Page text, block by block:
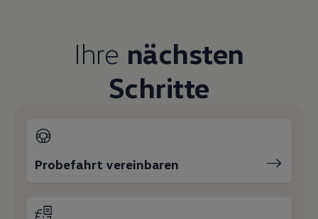
Ihre nächsten
Schritte
Probefahrt vereinbaren